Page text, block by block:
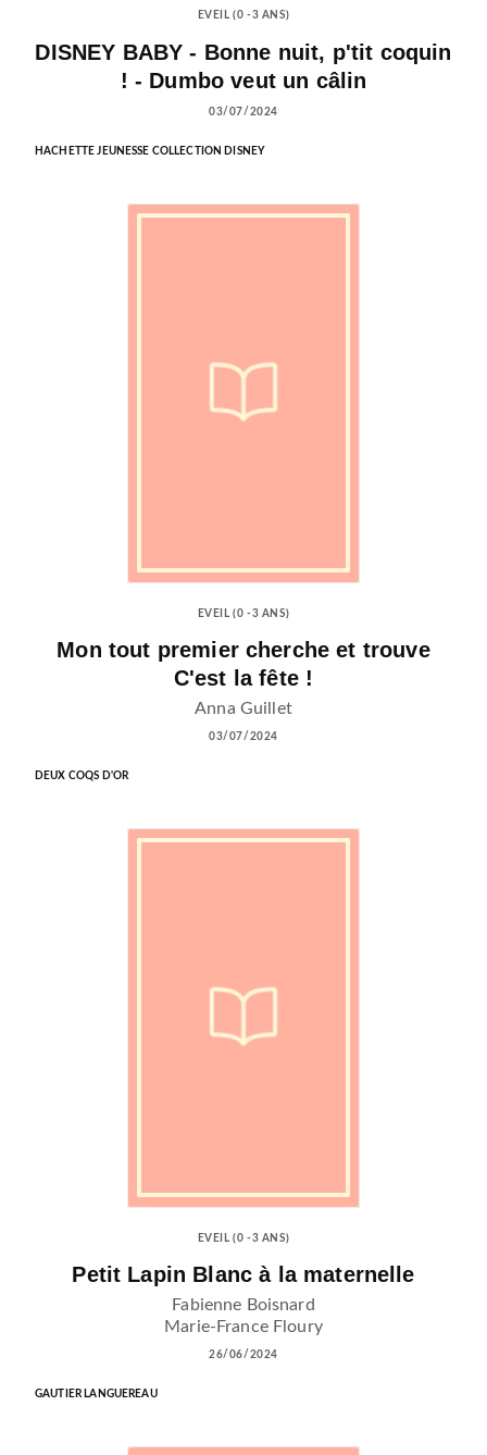
EVEIL (0 -3 ANS)
DISNEY BABY - Bonne nuit, p'tit coquin
! - Dumbo veut un câlin
03/07/2024
HACHETTE JEUNESSE COLLECTION DISNEY
EVEIL (0 -3 ANS)
Mon tout premier cherche et trouve
C'est la fête !
Anna Guillet
03/07/2024
DEUX COQS D'OR
EVEIL (0 -3 ANS)
Petit Lapin Blanc à la maternelle
Fabienne Boisnard
Marie-France Floury
26/06/2024
GAUTIER LANGUEREAU